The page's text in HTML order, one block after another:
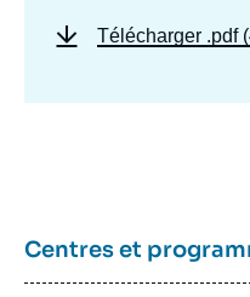
Télécharger .pdf
Centres et
Pierre VIMONT, «